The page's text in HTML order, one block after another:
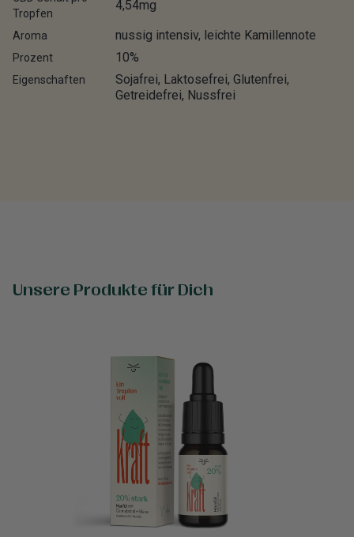
Tropfen
4,54mg
Aroma nussig intensiv, leichte Kamillennote
Prozent 10%
Eigenschaften
Sojafrei, Laktosefrei, Glutenfrei,
Getreidefrei, Nussfrei
Unsere Produkte für Dich